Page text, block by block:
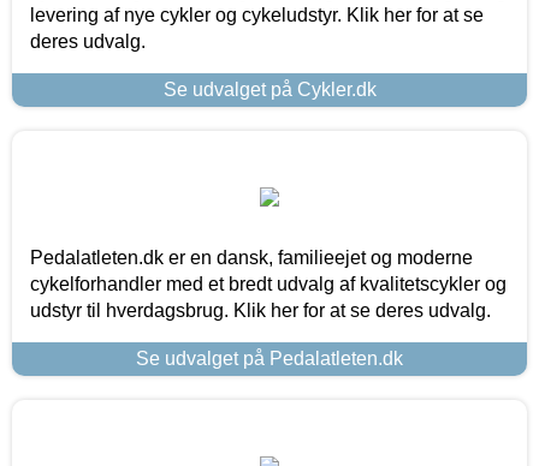
levering af nye cykler og cykeludstyr. Klik her for at se
deres udvalg.
Se udvalget på Cykler.dk
Pedalatleten.dk er en dansk, familieejet og moderne
cykelforhandler med et bredt udvalg af kvalitetscykler og
udstyr til hverdagsbrug. Klik her for at se deres udvalg.
Se udvalget på Pedalatleten.dk